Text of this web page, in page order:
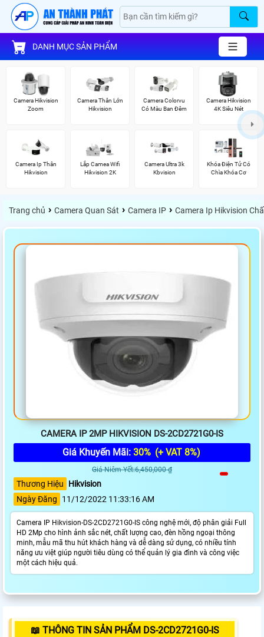
DANH MỤC SẢN PHẨM
Camera Hikvision
Zoom
Camera Thân Lớn
Hikvision
Camera Colorvu
Có Màu Ban Đêm
Camera Hikvision
4K Siêu Nét
Camera Ip Thân
Hikvision
Lắp Camea Wifi
Hikvision 2K
Camera Ultra 3k
Kbvision
Khóa Điện Tử Có
Chìa Khóa Cơ
Trang chủ › Camera Quan Sát › Camera IP › Camera Ip Hikvision
CAMERA IP 2MP HIKVISION DS-2CD2721G0-IS
Giá Khuyến Mãi: 30% (+ VAT 8%)
Giá Niêm Yết:6,450,000 ₫
Thương Hiệu
Hikvision
Ngày Đăng
11/12/2022 11:33:16 AM
Camera IP Hikvision-DS-2CD2721G0-IS công nghệ mới, độ phân giải Full
HD 2Mp cho hình ảnh sắc nét, chất lượng cao, đèn hồng ngoại thông
minh, mẫu mã thu hút khách hàng và dễ dàng sử dụng, có nhiều tính
năng ưu việt giúp người tiêu dùng có thể quản lý gia đình và công việc
một cách hiệu quả.
📖 THÔNG TIN SẢN PHẨM DS-2CD2721G0-IS